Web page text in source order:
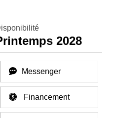
2028
Messenger
Financement